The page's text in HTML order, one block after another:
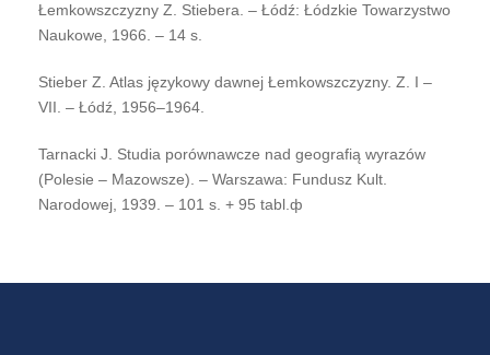
Łemkowszczyzny Z. Stiebera. – Łódź: Łódzkie Towarzystwo
Naukowe, 1966. – 14 s.
Stiеber Z. Atlas językowy dawnej Łemkowszczyzny. Z. I –
VII. – Łódź, 1956–1964.
Tarnacki J. Studia porównawcze nad geografią wyrazów
(Polesie – Mazowsze). – Warszawa: Fundusz Kult.
Narodowej, 1939. – 101 s. + 95 tabl.ф